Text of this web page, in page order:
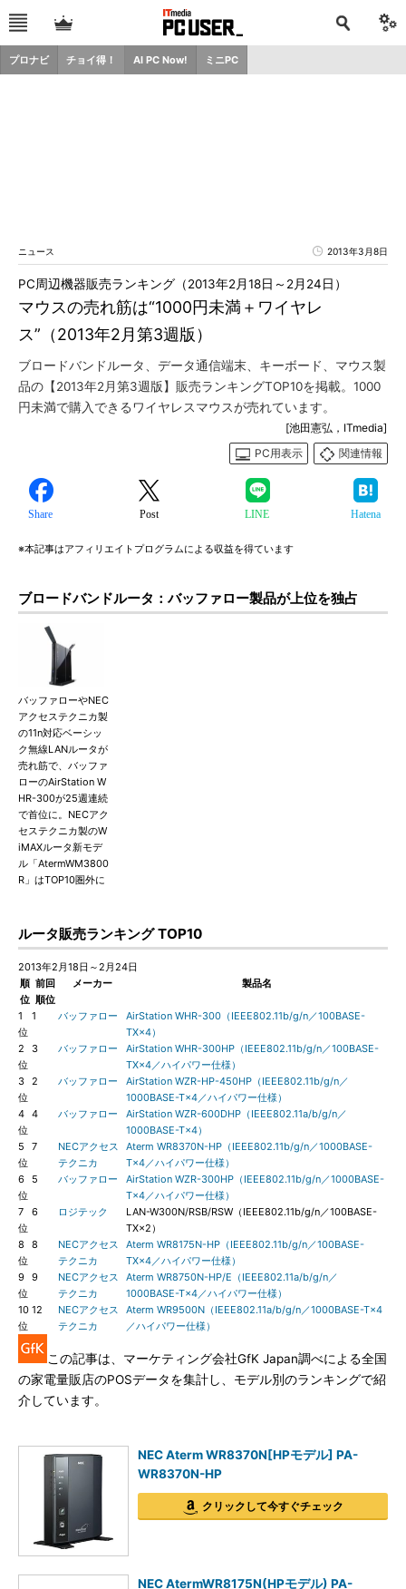
プロナビ チョイ得！ AI PC Now! ミニPC
ニュース 2013年3月8日
マウスの売れ筋は“1000円未満＋ワイヤレ
ス”（2013年2月第3週版）
PC周辺機器販売ランキング（2013年2月18日～2月24日）
ブロードバンドルータ、データ通信端末、キーボード、マウス製
品の【2013年2月第3週版】販売ランキングTOP10を掲載。1000
円未満で購入できるワイヤレスマウスが売れています。
[池田憲弘，ITmedia]
PC用表示
関連情報
Share Post LINE Hatena
※本記事はアフィリエイトプログラムによる収益を得ています
ブロードバンドルータ：バッファロー製品が上位を独占
バッファローやNEC
アクセステクニカ製
の11n対応ベーシッ
ク無線LANルータが
売れ筋で、バッファ
ローのAirStation W
HR-300が25週連続
で首位に。NECアク
セステクニカ製のW
iMAXルータ新モデ
ル「AtermWM3800
R」はTOP10圏外に
ルータ販売ランキング TOP10
2013年2月18日～2月24日
順
位
前回
順位
メーカー 製品名
1
位
1 バッファロー
AirStation WHR-300（IEEE802.11b/g/n／100BASE-
TX×4）
2
位
3 バッファロー
AirStation WHR-300HP（IEEE802.11b/g/n／100BASE-
TX×4／ハイパワー仕様）
3
位
2 バッファロー
AirStation WZR-HP-450HP（IEEE802.11b/g/n／
1000BASE-T×4／ハイパワー仕様）
4
位
4 バッファロー
AirStation WZR-600DHP（IEEE802.11a/b/g/n／
1000BASE-T×4）
5
位
7
NECアクセス
テクニカ
Aterm WR8370N-HP（IEEE802.11b/g/n／1000BASE-
T×4／ハイパワー仕様）
6
位
5 バッファロー
AirStation WZR-300HP（IEEE802.11b/g/n／1000BASE-
T×4／ハイパワー仕様）
7
位
6 ロジテック
LAN-W300N/RSB/RSW（IEEE802.11b/g/n／100BASE-
TX×2）
8
位
8
NECアクセス
テクニカ
Aterm WR8175N-HP（IEEE802.11b/g/n／100BASE-
TX×4／ハイパワー仕様）
9
位
9
NECアクセス
テクニカ
Aterm WR8750N-HP/E（IEEE802.11a/b/g/n／
1000BASE-T×4／ハイパワー仕様）
10
位
12
NECアクセス
テクニカ
Aterm WR9500N（IEEE802.11a/b/g/n／1000BASE-T×4
／ハイパワー仕様）
この記事は、マーケティング会社GfK Japan調べによる全国
の家電量販店のPOSデータを集計し、モデル別のランキングで紹
介しています。
NEC Aterm WR8370N[HPモデル] PA-
WR8370N-HP
クリックして今すぐチェック
NEC AtermWR8175N(HPモデル) PA-